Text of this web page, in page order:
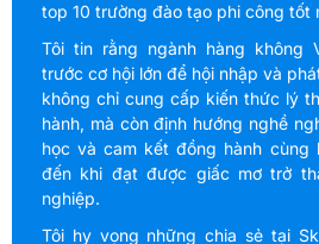
top 10 trường đào tạo phi công tốt
Tôi tin rằng ngành hàng không
trước cơ hội lớn để hội nhập và
không chỉ cung cấp kiến thức lý
hành, mà còn định hướng nghề
học và cam kết đồng hành cùng
đến khi đạt được giấc mơ trở
nghiệp.
Tôi hy vọng những chia sẻ tại